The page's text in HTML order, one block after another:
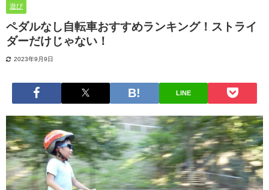
遊び
ペダルなし自転車おすすめランキング！ストライ
ダーだけじゃない！
2023年9月9日
LINE